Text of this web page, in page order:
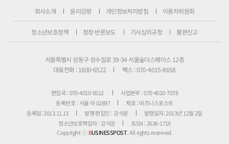
회사소개 윤리강령 개인정보처리방침 이용자위원회
청소년보호정책 정정·반론보도 기사심의규정 불편신고
서울특별시 성동구 성수일로 39-34 서울숲더스페이스 12층
대표전화 : 1800-6522
팩스 : 070-4015-8658
편집국 : 070-4010-8512
사업본부 : 070-4010-7078
등록번호 : 서울 아 02897
제호 : 비즈니스포스트
등록일: 2013.11.13
발행·편집인 : 강석운
발행일자: 2013년 12월 2일
청소년보호책임자 : 강석운
ISSN : 2636-171X
Copyright ⓒBUSINESSPOST. All rights reserved.